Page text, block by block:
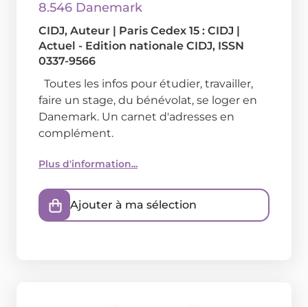
8.546 Danemark
CIDJ, Auteur | Paris Cedex 15 : CIDJ |
Actuel - Edition nationale CIDJ, ISSN
0337-9566
Toutes les infos pour étudier, travailler,
faire un stage, du bénévolat, se loger en
Danemark. Un carnet d'adresses en
complément.
Plus d'information...
Ajouter à ma sélection